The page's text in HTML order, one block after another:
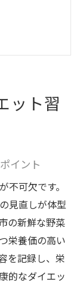
ット習慣
ツと心構え
く理由と
ット食事
活用
後押しする
効果を解
ット習
イント
可欠です。
見直しが体型
の新鮮な野菜
栄養価の高い
を記録し、栄
的なダイエッ